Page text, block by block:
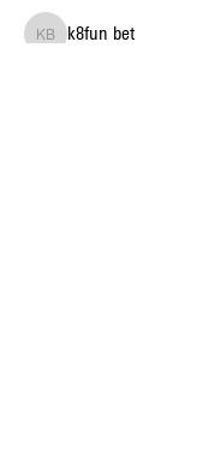
k8fun betk8fun bet